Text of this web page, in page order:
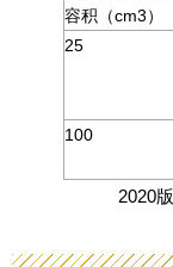
容积（cm3）
25
100
2020